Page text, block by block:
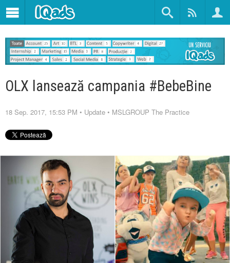
OLX lansează campania #BebeBine
18 Sep. 2017, 15:53 PM • Update • MSLGROUP The Practice